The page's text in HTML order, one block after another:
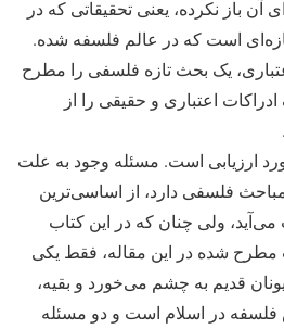
آن باز نکرده، یعنی تحقیقاتی که در
است که در عالم فلسفه شده.
یک بحث تازه فلسفی را مطرح
اعتباری و حقیقی را از
ارزیابی است. مسئله وجود به علت
فلسفی دارد، از اساسی‌ترین
ولی چنان که در این کتاب
مجموع ۱۲ بحث مطرح شده در این مقاله، فقط یکی
قدیم به چشم می‌خورد و بقیه،
در اسلام است و دو مسئله